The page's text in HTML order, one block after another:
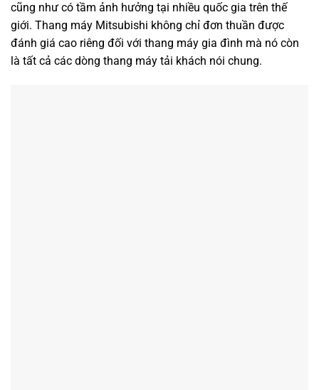
cũng như có tầm ảnh hưởng tại nhiều quốc gia trên thế
giới. Thang máy Mitsubishi không chỉ đơn thuần được
đánh giá cao riêng đối với thang máy gia đình mà nó còn
là tất cả các dòng thang máy tải khách nói chung.